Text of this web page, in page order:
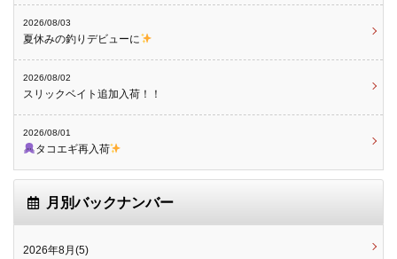
2026/08/03
夏休みの釣りデビューに
2026/08/02
スリックベイト追加入荷！！
2026/08/01
タコエギ再入荷
月別バックナンバー
2026年8月(5)